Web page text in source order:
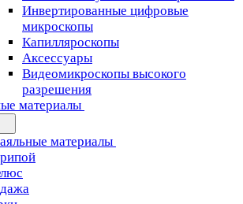
Инвертированные цифровые
микроскопы
Капилляроскопы
Аксессуары
Видеомикроскопы высокого
разрешения
материалы
материалы